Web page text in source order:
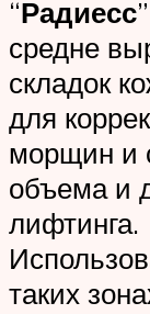
“Радиесс
средне
складок
для
морщин и
объема и
лифтинга.
таких